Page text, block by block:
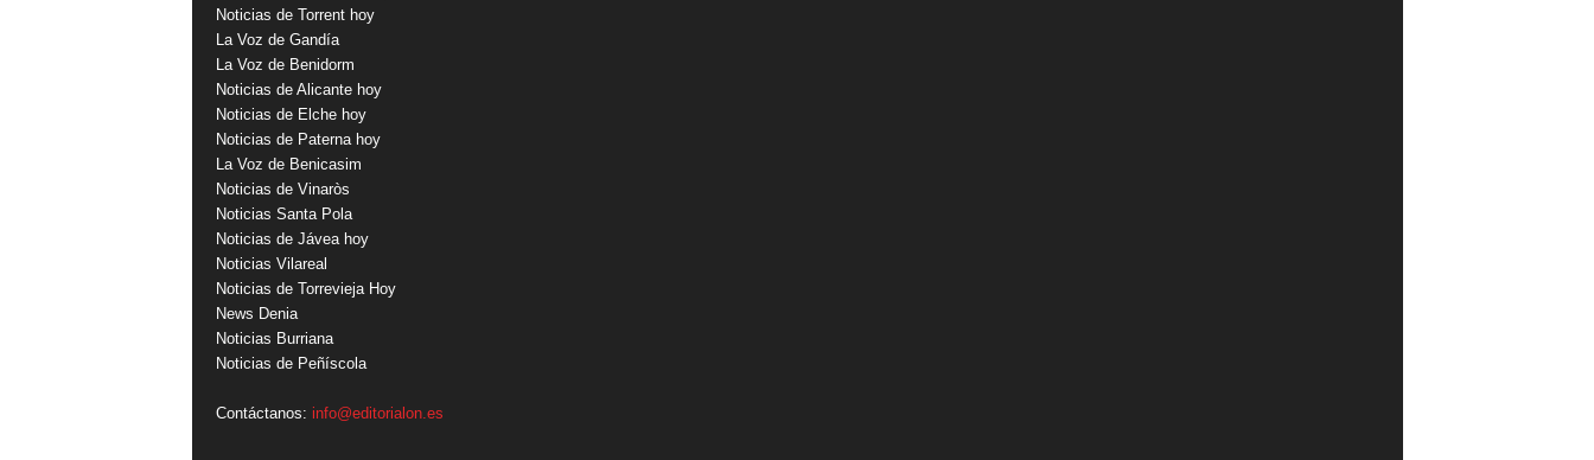
Noticias de Torrent hoy
La Voz de Gandía
La Voz de Benidorm
Noticias de Alicante hoy
Noticias de Elche hoy
Noticias de Paterna hoy
La Voz de Benicasim
Noticias de Vinaròs
Noticias Santa Pola
Noticias de Jávea hoy
Noticias Vilareal
Noticias de Torrevieja Hoy
News Denia
Noticias Burriana
Noticias de Peñíscola
Contáctanos: info@editorialon.es